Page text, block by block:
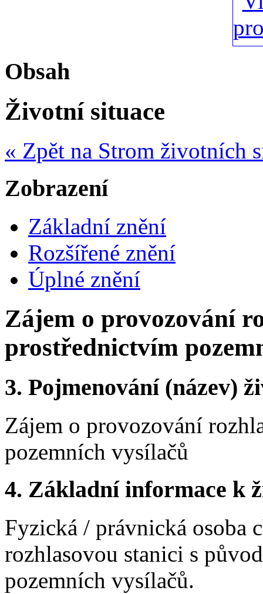
Obsah
Životní situace
« Zpět na Strom životních
Zobrazení
Základní znění
Rozšířené znění
Úplné znění
Zájem o provozování
prostřednictvím
3. Pojmenování (název)
Zájem o provozování
pozemních vysílačů
4. Základní informace k
Fyzická / právnická osoba
rozhlasovou stanici s
pozemních vysílačů.